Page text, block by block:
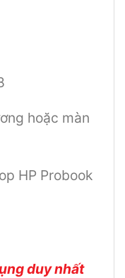
hoặc màn
HP Probook
duy nhất